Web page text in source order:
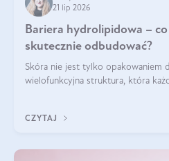
21 lip 2026
Bariera hydrolipidowa –
skutecznie odbudować?
Skóra nie jest tylko opakowaniem
wielofunkcyjna struktura, która
bariera hydrolipidowa.
CZYTAJ